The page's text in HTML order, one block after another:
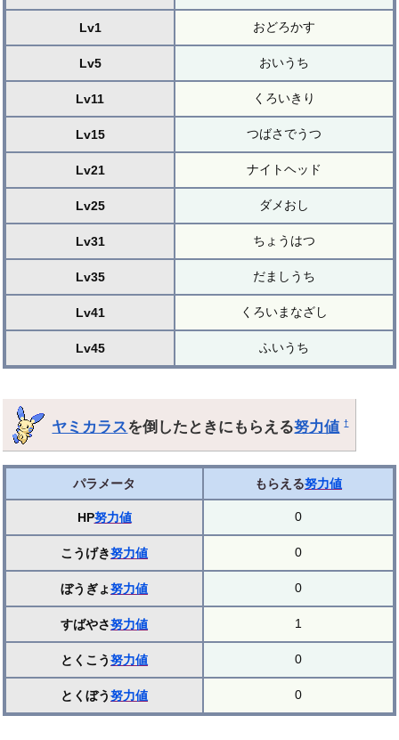
Lv1 おどろかす
Lv5 おいうち
Lv11 くろいきり
Lv15 つばさでうつ
Lv21 ナイトヘッド
Lv25 ダメおし
Lv31 ちょうはつ
Lv35 だましうち
Lv41 くろいまなざし
Lv45 ふいうち
ヤミカラスを倒したときにもらえる努力値 †
パラメータ もらえる努力値
HP努力値 0
こうげき努力値 0
ぼうぎょ努力値 0
すばやさ努力値 1
とくこう努力値 0
とくぼう努力値 0